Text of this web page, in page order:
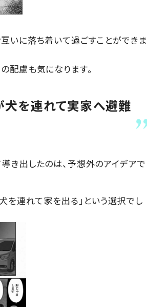
いに落ち着いて過ごすことができま
配慮も気になります。
犬を連れて実家へ避難
き出したのは、予想外のアイデアで
を連れて家を出る」という選択でし